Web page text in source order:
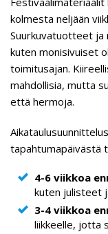
kolmesta neljään
Suurkuvatuotteet
kuten monisivuiset
toimitusajan.
mahdollisia, mutta
että hermoja.
tapahtumapäivästä
4-6 viikkoa
kuten julisteet
3-4 viikkoa
liikkeelle, jotta